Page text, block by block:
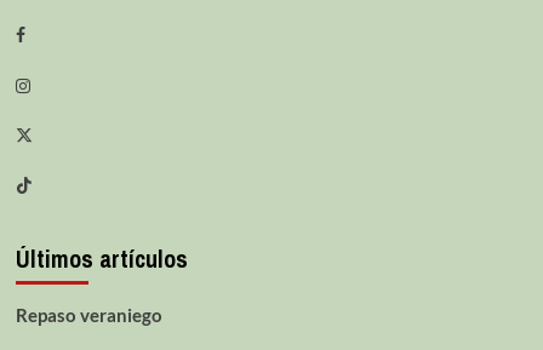
Últimos artículos
Repaso veraniego